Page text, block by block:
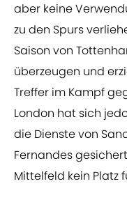
aber keine
zu den Spurs
Saison von
überzeugen und
Treffer im Kampf
London hat sich
die Dienste von
Fernandes
Mittelfeld kein Platz